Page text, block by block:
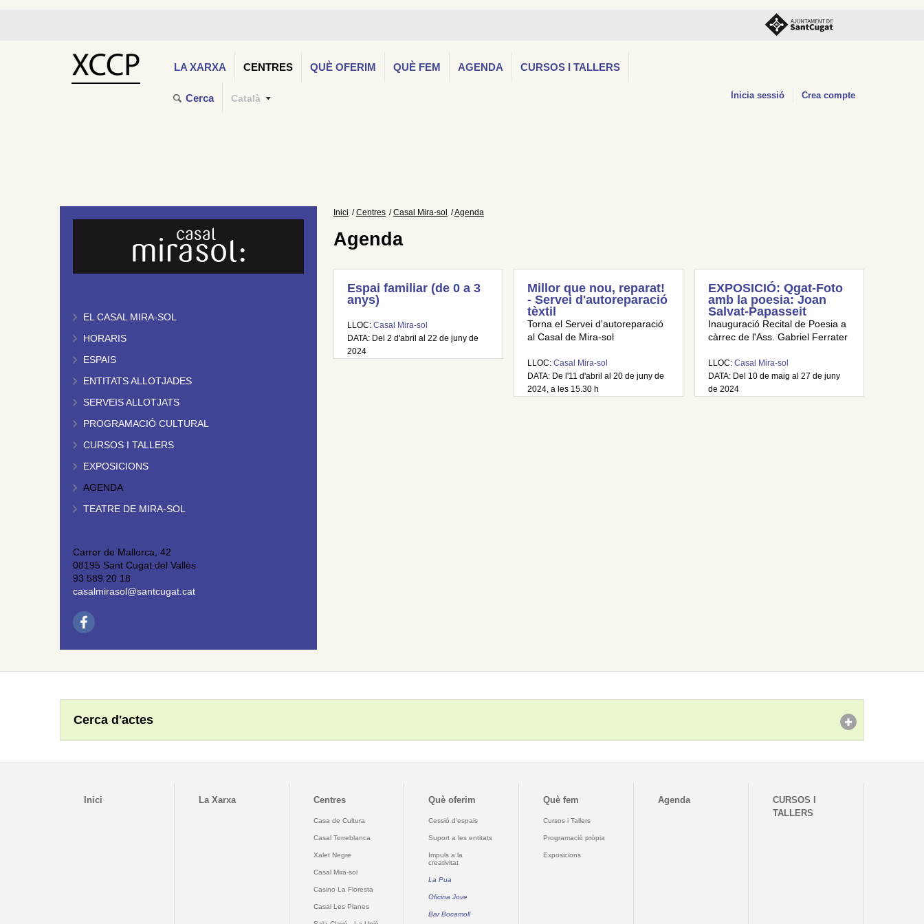
LA XARXA CENTRES QUÈ OFERIM QUÈ FEM AGENDA CURSOS I TALLERS
Cerca Català Inicia sessió Crea compte
EL CASAL MIRA-SOL
HORARIS
ESPAIS
ENTITATS ALLOTJADES
SERVEIS ALLOTJATS
PROGRAMACIÓ CULTURAL
CURSOS I TALLERS
EXPOSICIONS
AGENDA
TEATRE DE MIRA-SOL
Carrer de Mallorca, 42
08195 Sant Cugat del Vallès
93 589 20 18
casalmirasol@santcugat.cat
Inici Centres Casal Mira-sol Agenda
Agenda
Espai familiar (de 0 a 3
anys)
LLOC: Casal Mira-sol
DATA: Del 2 d'abril al 22 de juny de
2024
Millor que nou, reparat!
- Servei d'autoreparació
tèxtil
Torna el Servei d'autoreparació
al Casal de Mira-sol
LLOC:Casal Mira-sol
DATA: De l'11 d'abril al 20 de juny de
2024, a les 15.30 h
EXPOSICIÓ: Qgat-Foto
amb la poesia: Joan
Salvat-Papasseit
Inauguració Recital de Poesia a
càrrec de l'Ass. Gabriel Ferrater
LLOC: Casal Mira-sol
DATA: Del 10 de maig al 27 de juny
de 2024
Cerca d'actes
Inici La Xarxa Centres
Casa de Cultura
Casal Torreblanca
Xalet Negre
Casal Mira-sol
Casino La Floresta
Casal Les Planes
Què oferim
Cessió d'espais
Suport a les entitats
Impuls a la
creativitat
La Pua
Oficina Jove
Bar Bocamoll
Què fem
Cursos i Tallers
Programació pròpia
Exposicions
Agenda
CURSOS I
TALLERS